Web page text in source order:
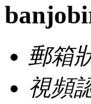
郵箱
視頻